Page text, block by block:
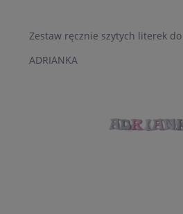
Zestaw ręcznie szytych literek
ADRIANKA